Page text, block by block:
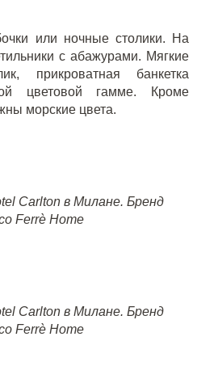
или ночные столики. На
с абажурами. Мягкие
прикроватная банкетка
цветовой гамме. Кроме
морские цвета.
Carlton в Милане. Бренд
Ferrè Home
Carlton в Милане. Бренд
Ferrè Home